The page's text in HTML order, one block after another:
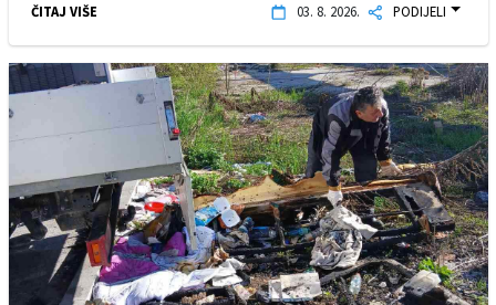
ČITAJ VIŠE 03. 8. 2026. PODIJELI